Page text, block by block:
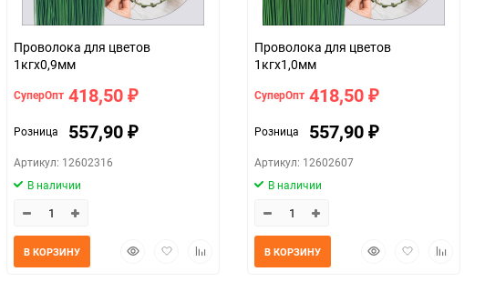
Проволока для цветов
1кгx0,9мм
СуперОпт 418,50 ₽
Розница 557,90 ₽
Артикул: 12602316
В наличии
БыстрыйДобавитьДобавить
В КОРЗИНУ
Проволока для цветов
1кгx1,0мм
СуперОпт 418,50 ₽
Розница 557,90 ₽
Артикул: 12602607
В наличии
БыстрыйДобавить
В КОРЗИНУ